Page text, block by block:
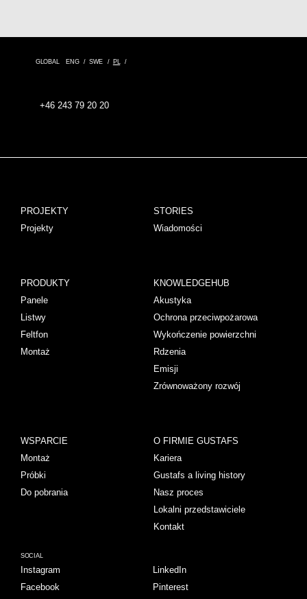
GLOBAL ENG SWE PL
+46 243 79 20 20
PROJEKTY
Projekty
STORIES
Wiadomości
PRODUKTY
Panele
Listwy
Feltfon
Montaż
KNOWLEDGEHUB
Akustyka
Ochrona przeciwpożarowa
Wykończenie powierzchni
Rdzenia
Emisji
Zrównoważony rozwój
WSPARCIE
Montaż
Próbki
Do pobrania
O FIRMIE GUSTAFS
Kariera
Gustafs a living history
Nasz proces
Lokalni przedstawiciele
Kontakt
SOCIAL
Instagram
Facebook
LinkedIn
Pinterest